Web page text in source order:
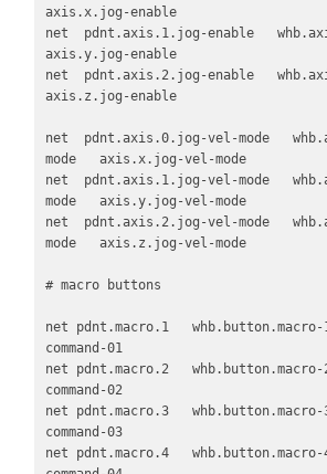
axis.x.jog-enable
net  pdnt.axis.1.jog-enable
axis.y.jog-enable
net  pdnt.axis.2.jog-enable
axis.z.jog-enable
net  pdnt.axis.0.jog-vel-mode
mode   axis.x.jog-vel-mode
net  pdnt.axis.1.jog-vel-mode
mode   axis.y.jog-vel-mode
net  pdnt.axis.2.jog-vel-mode
mode   axis.z.jog-vel-mode
# macro buttons
net pdnt.macro.1
command-01
net pdnt.macro.2
command-02
net pdnt.macro.3
command-03
net pdnt.macro.4